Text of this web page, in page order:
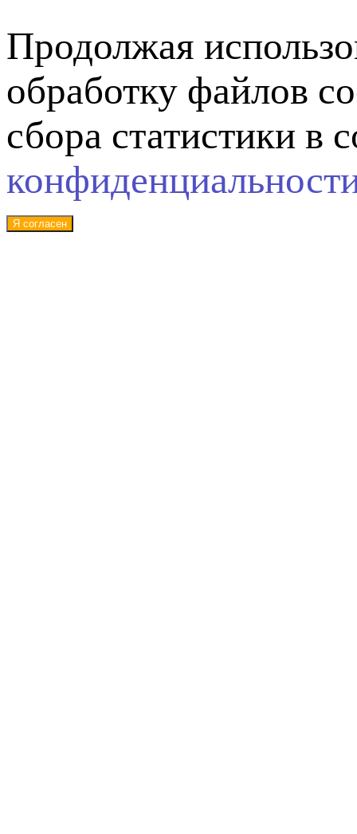
Продолжая
обработку файлов
сбора статистики в
Я согласен